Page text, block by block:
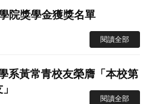
院獎學金獲獎名單
閱讀全部
系黃常青校友榮膺「本校第
閱讀全部